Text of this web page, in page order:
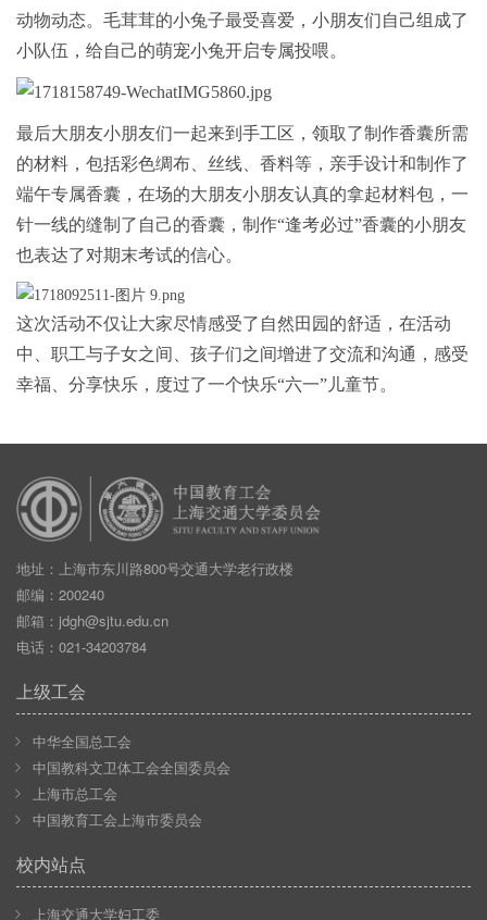
动物动态。毛茸茸的小兔子最受喜爱，小朋友们自己组成了
小队伍，给自己的萌宠小兔开启专属投喂。
最后大朋友小朋友们一起来到手工区，领取了制作香囊所需
的材料，包括彩色绸布、丝线、香料等，亲手设计和制作了
端午专属香囊，在场的大朋友小朋友认真的拿起材料包，一
针一线的缝制了自己的香囊，制作“逢考必过”香囊的小朋友
也表达了对期末考试的信心。
这次活动不仅让大家尽情感受了自然田园的舒适，在活动
中、职工与子女之间、孩子们之间增进了交流和沟通，感受
幸福、分享快乐，度过了一个快乐“六一”儿童节。
地址：上海市东川路800号交通大学老行政楼
邮编：200240
邮箱： jdgh@sjtu.edu.cn
电话：021-34203784
上级工会
中华全国总工会
中国教科文卫体工会全国委员会
上海市总工会
中国教育工会上海市委员会
校内站点
上海交通大学妇工委